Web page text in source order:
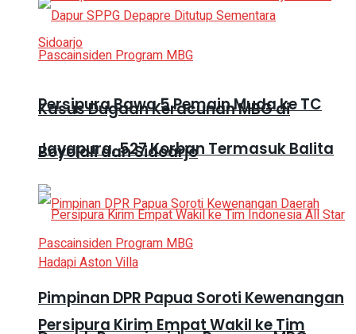
Kasus Dugaan Keracunan MBG di
Jayapura, 527 Korban Termasuk Balita
Pimpinan DPR Papua Soroti Kewenangan
Persipura Bawa 5 Pemain Muda ke TC
Boyolali dan Sidoarjo
Persipura Kirim Empat Wakil ke Tim